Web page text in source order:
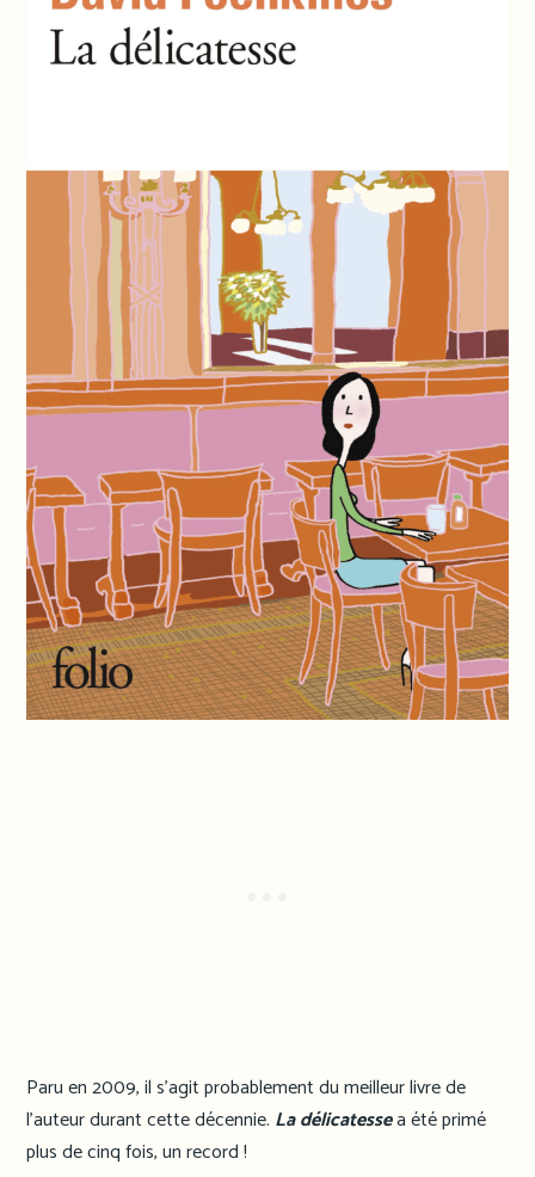
Paru en 2009, il s’agit probablement du meilleur livre de
l’auteur durant cette décennie. La délicatessea été primé
plus de cinq fois, un record !